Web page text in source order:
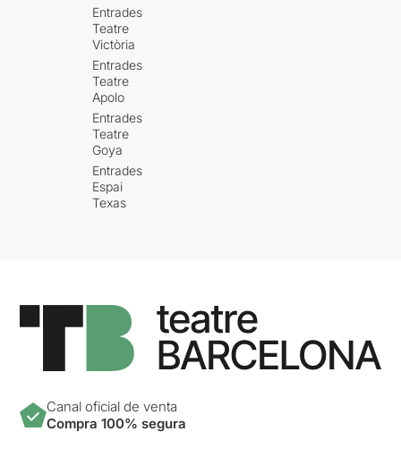
Entrades
Teatre
Victòria
Entrades
Teatre
Apolo
Entrades
Teatre
Goya
Entrades
Espai
Texas
Canal oficial de venta
Compra 100% segura